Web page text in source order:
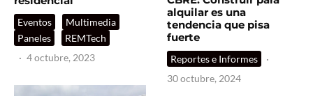
Eventos
Multimedia
Paneles
REMTech
· 4 octubre, 2023
alquilar es una
tendencia que pisa
fuerte
Reportes e Informes
·
30 octubre, 2024